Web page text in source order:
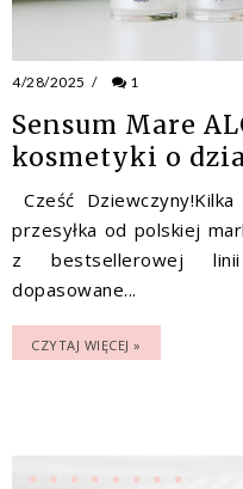
4/28/2025 / 1
Sensum Mare
kosmetyki o
Cześć
przesyłka od polskiej
z bestsellerowej
dopasowane...
CZYTAJ WIĘCEJ »